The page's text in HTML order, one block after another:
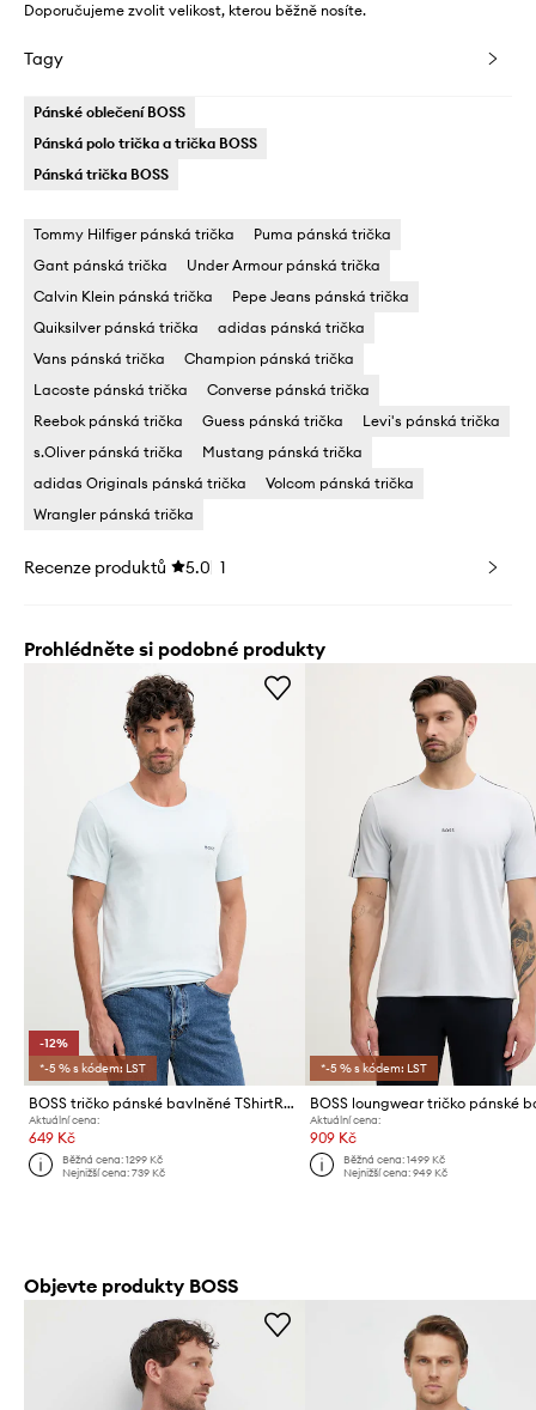
Doporučujeme zvolit velikost, kterou běžně nosíte.
Tagy
Pánské oblečení BOSS
Pánská polo trička a trička BOSS
Pánská trička BOSS
Tommy Hilfiger pánská trička
Puma pánská trička
Gant pánská trička
Under Armour pánská trička
Calvin Klein pánská trička
Pepe Jeans pánská trička
Quiksilver pánská trička
adidas pánská trička
Vans pánská trička
Champion pánská trička
Lacoste pánská trička
Converse pánská trička
Reebok pánská trička
Guess pánská trička
Levi's pánská trička
s.Oliver pánská trička
Mustang pánská trička
adidas Originals pánská trička
Volcom pánská trička
Wrangler pánská trička
Recenze produktů 5.0 1
Prohlédněte si podobné produkty
-12%
*-5 % s kódem: LST
BOSS tričko pánské bavlněné TShirtRN 3P Classic 3-pack
Aktuální cena:
649 Kč
Běžná cena:1299 Kč
Nejnižší cena:739 Kč
*-5 % s kódem: LST
Aktuální cena:
909 Kč
Běžná cena: 1499 Kč
Nejnižší cena: 949 Kč
Objevte produkty BOSS